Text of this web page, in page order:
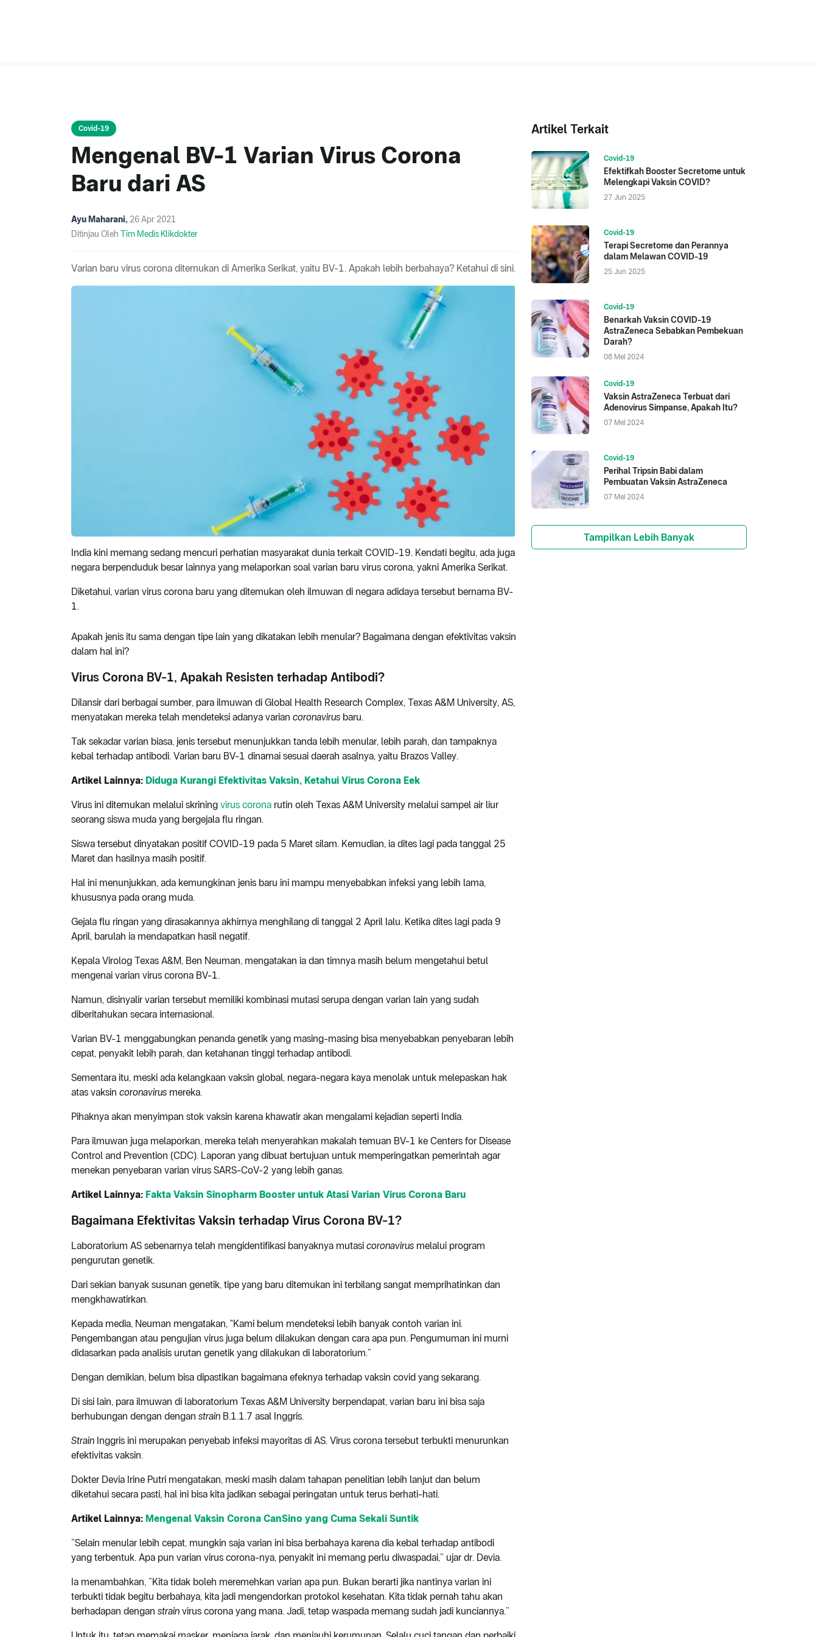
Covid-19
Mengenal BV-1 Varian Virus Corona
Baru dari AS
Ayu Maharani, 26 Apr 2021
Ditinjau Oleh Tim Medis Klikdokter
Varian baru virus corona ditemukan di Amerika Serikat, yaitu BV-1. Apakah lebih berbahaya? Ketahui di sini.
India kini memang sedang mencuri perhatian masyarakat dunia terkait COVID-19. Kendati begitu, ada juga
negara berpenduduk besar lainnya yang melaporkan soal varian baru virus corona, yakni Amerika Serikat.
Diketahui, varian virus corona baru yang ditemukan oleh ilmuwan di negara adidaya tersebut bernama BV-
1.
Apakah jenis itu sama dengan tipe lain yang dikatakan lebih menular? Bagaimana dengan efektivitas vaksin
dalam hal ini?
Virus Corona BV-1, Apakah Resisten terhadap Antibodi?
Dilansir dari berbagai sumber, para ilmuwan di Global Health Research Complex, Texas A&M University, AS,
menyatakan mereka telah mendeteksi adanya varian coronavirus baru.
Tak sekadar varian biasa, jenis tersebut menunjukkan tanda lebih menular, lebih parah, dan tampaknya
kebal terhadap antibodi. Varian baru BV-1 dinamai sesuai daerah asalnya, yaitu Brazos Valley.
Artikel Lainnya: Diduga Kurangi Efektivitas Vaksin, Ketahui Virus Corona Eek
Virus ini ditemukan melalui skrining virus corona rutin oleh Texas A&M University melalui sampel air liur
seorang siswa muda yang bergejala flu ringan.
Siswa tersebut dinyatakan positif COVID-19 pada 5 Maret silam. Kemudian, ia dites lagi pada tanggal 25
Maret dan hasilnya masih positif.
Hal ini menunjukkan, ada kemungkinan jenis baru ini mampu menyebabkan infeksi yang lebih lama,
khususnya pada orang muda.
Gejala flu ringan yang dirasakannya akhirnya menghilang di tanggal 2 April lalu. Ketika dites lagi pada 9
April, barulah ia mendapatkan hasil negatif.
Kepala Virolog Texas A&M, Ben Neuman, mengatakan ia dan timnya masih belum mengetahui betul
mengenai varian virus corona BV-1.
Namun, disinyalir varian tersebut memiliki kombinasi mutasi serupa dengan varian lain yang sudah
diberitahukan secara internasional.
Varian BV-1 menggabungkan penanda genetik yang masing-masing bisa menyebabkan penyebaran lebih
cepat, penyakit lebih parah, dan ketahanan tinggi terhadap antibodi.
Sementara itu, meski ada kelangkaan vaksin global, negara-negara kaya menolak untuk melepaskan hak
atas vaksin coronavirus mereka.
Pihaknya akan menyimpan stok vaksin karena khawatir akan mengalami kejadian seperti India.
Para ilmuwan juga melaporkan, mereka telah menyerahkan makalah temuan BV-1 ke Centers for Disease
Control and Prevention (CDC). Laporan yang dibuat bertujuan untuk memperingatkan pemerintah agar
menekan penyebaran varian virus SARS-CoV-2 yang lebih ganas.
Artikel Lainnya: Fakta Vaksin Sinopharm Booster untuk Atasi Varian Virus Corona Baru
Bagaimana Efektivitas Vaksin terhadap Virus Corona BV-1?
Laboratorium AS sebenarnya telah mengidentifikasi banyaknya mutasi coronavirus melalui program
pengurutan genetik.
Dari sekian banyak susunan genetik, tipe yang baru ditemukan ini terbilang sangat memprihatinkan dan
mengkhawatirkan.
Kepada media, Neuman mengatakan, "Kami belum mendeteksi lebih banyak contoh varian ini.
Pengembangan atau pengujian virus juga belum dilakukan dengan cara apa pun. Pengumuman ini murni
didasarkan pada analisis urutan genetik yang dilakukan di laboratorium.”
Dengan demikian, belum bisa dipastikan bagaimana efeknya terhadap vaksin covid yang sekarang.
Di sisi lain, para ilmuwan di laboratorium Texas A&M University berpendapat, varian baru ini bisa saja
berhubungan dengan dengan strain B.1.1.7 asal Inggris.
Strain Inggris ini merupakan penyebab infeksi mayoritas di AS. Virus corona tersebut terbukti menurunkan
efektivitas vaksin.
Dokter Devia Irine Putri mengatakan, meski masih dalam tahapan penelitian lebih lanjut dan belum
diketahui secara pasti, hal ini bisa kita jadikan sebagai peringatan untuk terus berhati-hati.
Artikel Lainnya: Mengenal Vaksin Corona CanSino yang Cuma Sekali Suntik
“Selain menular lebih cepat, mungkin saja varian ini bisa berbahaya karena dia kebal terhadap antibodi
yang terbentuk. Apa pun varian virus corona-nya, penyakit ini memang perlu diwaspadai,” ujar dr. Devia.
Ia menambahkan, “Kita tidak boleh meremehkan varian apa pun. Bukan berarti jika nantinya varian ini
terbukti tidak begitu berbahaya, kita jadi mengendorkan protokol kesehatan. Kita tidak pernah tahu akan
berhadapan dengan strain virus corona yang mana. Jadi, tetap waspada memang sudah jadi kunciannya.”
Artikel Terkait
Covid-19
Efektifkah Booster Secretome untuk
Melengkapi Vaksin COVID?
27 Jun 2025
Covid-19
Terapi Secretome dan Perannya
dalam Melawan COVID-19
25 Jun 2025
Covid-19
Benarkah Vaksin COVID-19
AstraZeneca Sebabkan Pembekuan
Darah?
08 Mei 2024
Covid-19
Vaksin AstraZeneca Terbuat dari
Adenovirus Simpanse, Apakah Itu?
07 Mei 2024
Covid-19
Perihal Tripsin Babi dalam
Pembuatan Vaksin AstraZeneca
07 Mei 2024
Tampilkan Lebih Banyak